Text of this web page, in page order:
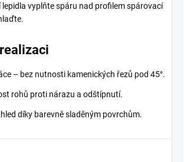
lepidla vyplňte spáru nad profilem spárovací
– bez nutnosti kamenických řezů pod 45°.
rohů proti nárazu a odštípnutí.
díky barevně sladěným povrchům.